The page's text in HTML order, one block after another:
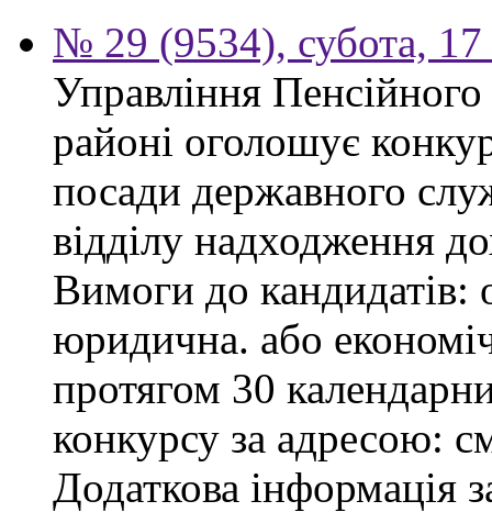
№ 29 (9534), субота,
Управління
районі оголошує
посади державного
відділу надходження
Вимоги до кандидатів:
юридична. або
протягом 30
конкурсу за адресою:
Додаткова інформація